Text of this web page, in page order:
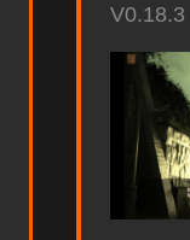
V0.18.3